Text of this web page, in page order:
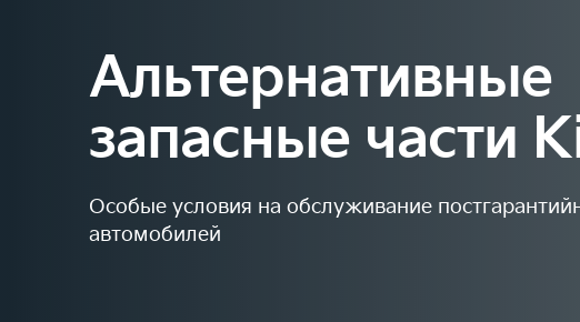
Альтернативные
запасные части
Особые условия на обслуживание
автомобилей